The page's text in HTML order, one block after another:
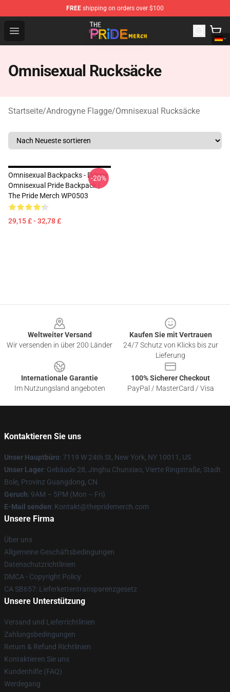
FREE shipping on orders over $100
Open menu
The Pride Shop - Official The Pride Merchandise Store
Omnisexual Rucksäcke
Startseite/Androgyne Flagge/Omnisexual Rucksäcke
Omnisexual Backpacks - Drippy
Omnisexual Pride Backpack |
The Pride Merch WP0503
29,15 £ - 32,78 £
-20%
Weltweiter Versand
Wir versenden in über 200 Länder
Kaufen Sie mit Vertrauen
24/7 Schutz von Klicks bis zur
Lieferung
Internationale Garantie
Im Nutzungsland angeboten
100% Sicherer Checkout
PayPal / MasterCard / Visa
Kontaktieren Sie uns
Unser Hauptbüro: 7119 W 24th St, New York, NY 10011, US
Unser Lager: Gebäude 28, Jinghu Chunxiao, Vierte Ringstraße, Stadt
Bole, Provinz Guangdong, CN
Geruch: 9AM – 5PM (Mon – Fri)
E-Mail senden: Kontakt@thepridemerch.com
Unsere Firma
Über uns
Allgemeine Geschäftsbedingungen
Datenschutzrichtlinien
DMCA - Copyright Policy
CA SB657: Lieferkettentransparenzgesetz
Unsere Unterstützung
Versand und Lieferrichtlinien
Zahlungsbedingungen
Return & Refund Richtlinien
Kontaktieren Sie uns
Kundenhilfe (FAQ)
Werdegang